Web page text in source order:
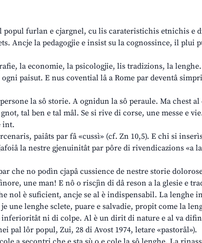
popul furlan e cjargnel, cu lis carateristichis etnichis e
Ancje la pedagogjie e insist su la cognossince, il plui
la economie, la psicologjie, lis tradizions, la
paisut. E nus covential lâ a Rome par deventâ
la sô storie. A ognidun la sô peraule. Ma chest
tal ben e tal mâl. Se si rive di corse, une messe e
int.
paiâts par fâ «cussì» (cf. Zn 10,5). E chi si
la nestre gjenuinitât par pôre di rivendicazions «a la
che no podìn cjapâ cussience de nestre storie
une man! E nô o riscjìn di dâ reson a la glesie e
nol è suficient, ancje se al è indispensabil. La lenghe
une lenghe sclete, puare e salvadie, propit come la
ni di colpe. Al è un dirit di nature e al va
pal lôr popul, Zui, 28 di Avost 1974, letare «pastorâl»).